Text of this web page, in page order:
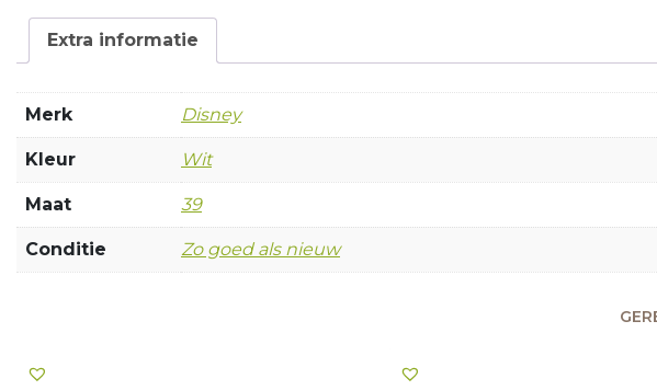
Extra informatie
Merk Disney
Kleur Wit
Maat 39
Conditie Zo goed als nieuw